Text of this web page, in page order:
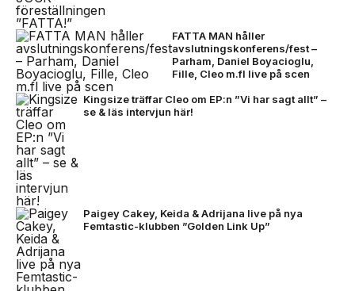
FATTA MAN håller
avslutningskonferens/fest –
Parham, Daniel Boyacioglu,
Fille, Cleo m.fl live på scen
Kingsize träffar Cleo om EP:n ”Vi har sagt allt” –
se & läs intervjun här!
Paigey Cakey, Keida & Adrijana live på nya
Femtastic-klubben ”Golden Link Up”